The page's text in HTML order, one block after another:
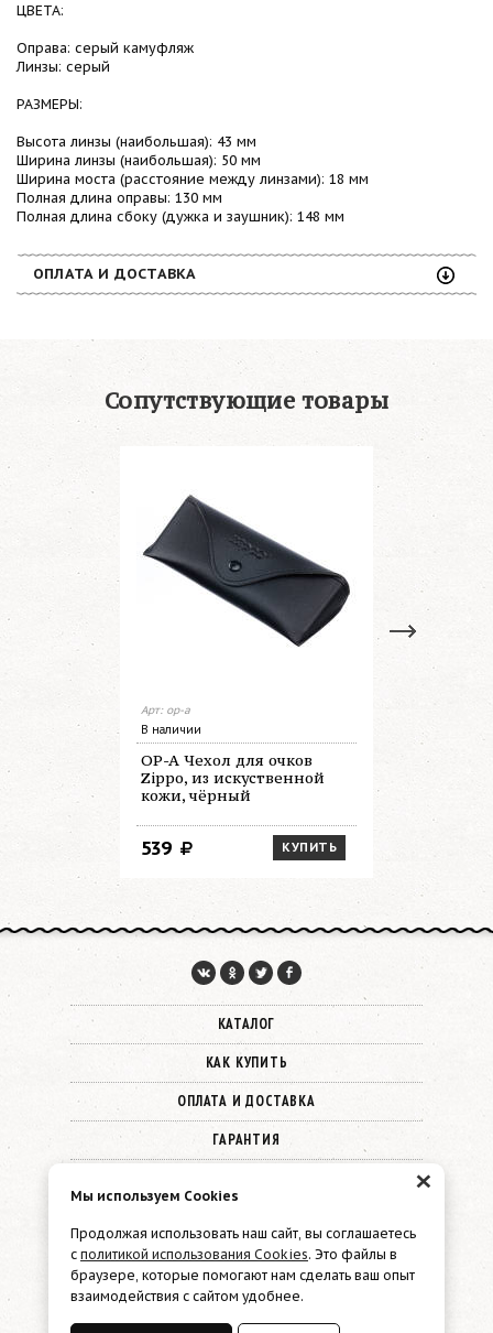
ЦВЕТА:
Оправа: серый камуфляж
Линзы: серый
РАЗМЕРЫ:
Высота линзы (наибольшая): 43 мм
Ширина линзы (наибольшая): 50 мм
Ширина моста (расстояние между линзами): 18 мм
Полная длина оправы: 130 мм
Полная длина сбоку (дужка и заушник): 148 мм
ОПЛАТА И ДОСТАВКА
Сопутствующие товары
Арт: op-a
В наличии
OP-A Чехол для очков
Zippo, из искуственной
кожи, чёрный
КУПИТЬ
539
В наличии
OP-
КАТАЛОГ
КАК КУПИТЬ
ОПЛАТА И ДОСТАВКА
ГАРАНТИЯ
Политика конфиденциальности
×
Мы используем Cookies
Продолжая использовать наш сайт, вы соглашаетесь
с политикой использования Cookies. Это файлы в
браузере, которые помогают нам сделать ваш опыт
взаимодействия с сайтом удобнее.